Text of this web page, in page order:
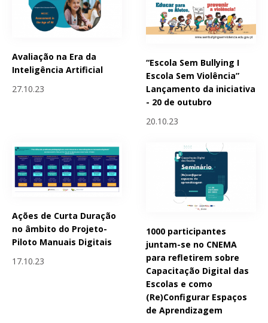
Avaliação na Era da
Inteligência Artificial
27.10.23
“Escola Sem Bullying I
Escola Sem Violência”
Lançamento da iniciativa
- 20 de outubro
20.10.23
Ações de Curta Duração
no âmbito do Projeto-
Piloto Manuais Digitais
17.10.23
1000 participantes
juntam-se no CNEMA
para refletirem sobre
Capacitação Digital das
Escolas e como
(Re)Configurar Espaços
de Aprendizagem